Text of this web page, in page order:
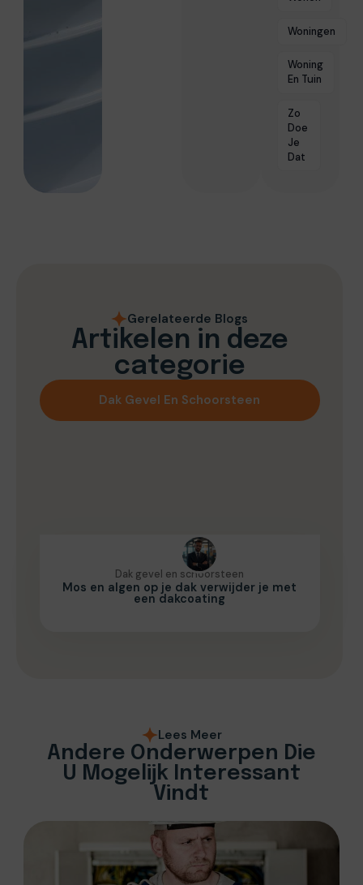
Woningen
Woning
En Tuin
Zo
Doe
Je
Dat
Gerelateerde Blogs
Artikelen in deze
categorie
Dak Gevel En Schoorsteen
Dak gevel en schoorsteen
Mos en algen op je dak verwijder je met
een dakcoating
Lees Meer
Andere Onderwerpen Die
U Mogelijk Interessant
Vindt